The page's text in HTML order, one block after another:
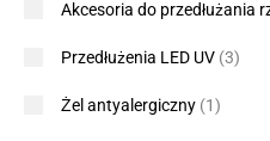
Akcesoria do przedłużania
Przedłużenia LED UV (3)
Żel antyalergiczny (1)